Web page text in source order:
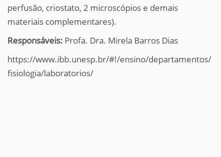
perfusão, criostato, 2 microscópios e demais
materiais complementares).
Responsáveis: Profa. Dra. Mirela Barros Dias
https://www.ibb.unesp.br/#!/ensino/departamentos/
fisiologia/laboratorios/